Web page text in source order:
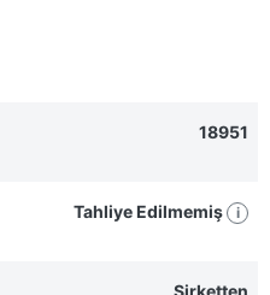
18951
Tahliye Edilmemiş i
Şirketten